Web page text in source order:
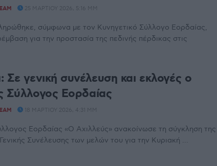
25 ΜΑΡΤΊΟΥ 2026, 5:16 ΜΜ
σύμφωνα με τον Κυνηγετικό Σύλλογο Εορδαίας,
για την προστασία της πεδινής πέρδικας στις
Σε γενική συνέλευση και εκλογές ο
Σύλλογος Εορδαίας
18 ΜΑΡΤΊΟΥ 2026, 4:31 ΜΜ
Εορδαίας «Ο Αχιλλεύς» ανακοίνωσε τη σύγκληση της
Συνέλευσης των μελών του για την Κυριακή ...